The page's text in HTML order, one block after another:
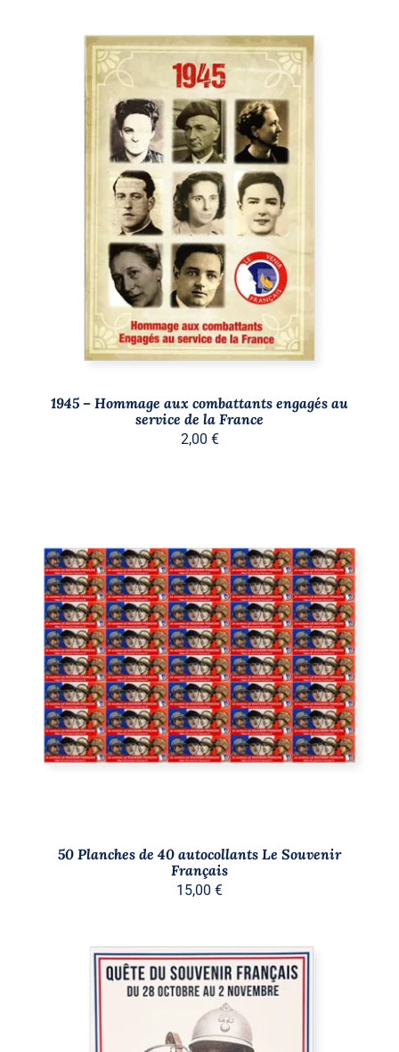
AJOUTER AU PANIER
/
1945 – Hommage aux combattants engagés au
service de la France
2,00 €
AJOUTER AU PANIER
/
DÉTAILS
50 Planches de 40 autocollants Le Souvenir
Français
15,00 €